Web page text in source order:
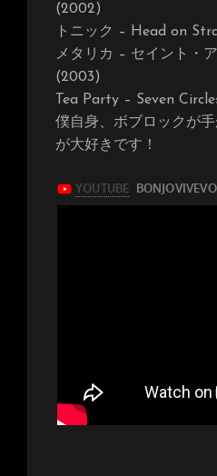
(2002)
トニック – Head on
メタリカ – セイント・
(2003)
Tea Party – Seven
僕自身、ボブロックが
が大好きです！